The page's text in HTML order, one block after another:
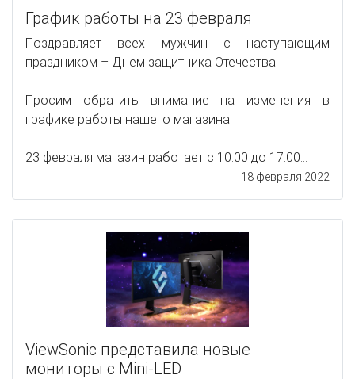
График работы на 23 февраля
Поздравляет всех мужчин с наступающим
праздником – Днем защитника Отечества!
Просим обратить внимание на изменения в
графике работы нашего магазина.
23 февраля магазин работает с 10:00 до 17:00...
18 февраля 2022
ViewSonic представила новые
мониторы с Mini-LED